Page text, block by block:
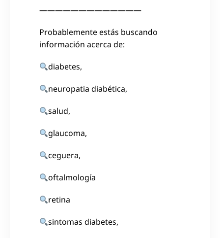
—————————————
Probablemente estás buscando
información acerca de:
diabetes,
neuropatia diabética,
salud,
glaucoma,
ceguera,
oftalmología
retina
sintomas diabetes,